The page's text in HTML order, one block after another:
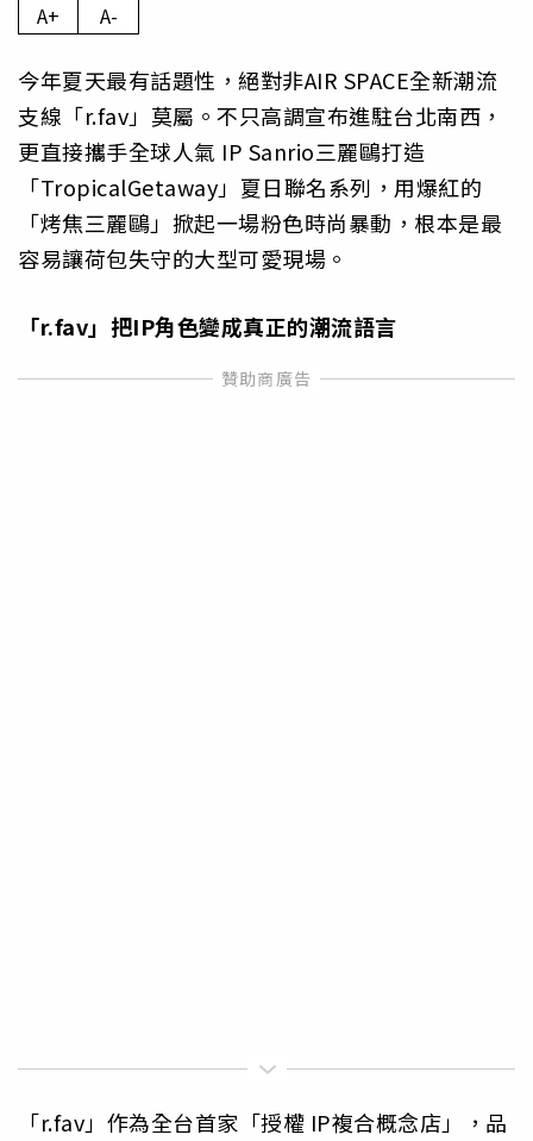
A+ A-
今年夏天最有話題性，絕對非AIR SPACE全新潮流
支線「r.fav」莫屬。不只高調宣布進駐台北南西，
更直接攜手全球人氣 IP Sanrio三麗鷗打造
「TropicalGetaway」夏日聯名系列，用爆紅的
「烤焦三麗鷗」掀起一場粉色時尚暴動，根本是最
容易讓荷包失守的大型可愛現場。
「r.fav」把IP角色變成真正的潮流語言
「r.fav」作為全台首家「授權 IP複合概念店」，品